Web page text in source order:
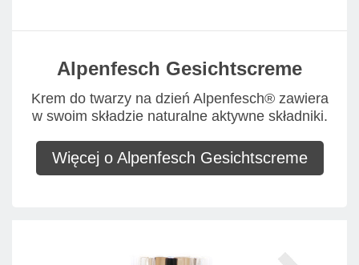
Alpenfesch Gesichtscreme
Krem do twarzy na dzień Alpenfesch® zawiera
w swoim składzie naturalne aktywne składniki.
Więcej o Alpenfesch Gesichtscreme